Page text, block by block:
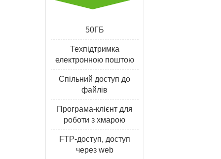
50ГБ
Техпідтримка
електронною поштою
Спільний доступ до
файлів
Програма-клієнт для
роботи з хмарою
FTP-доступ, доступ
через web